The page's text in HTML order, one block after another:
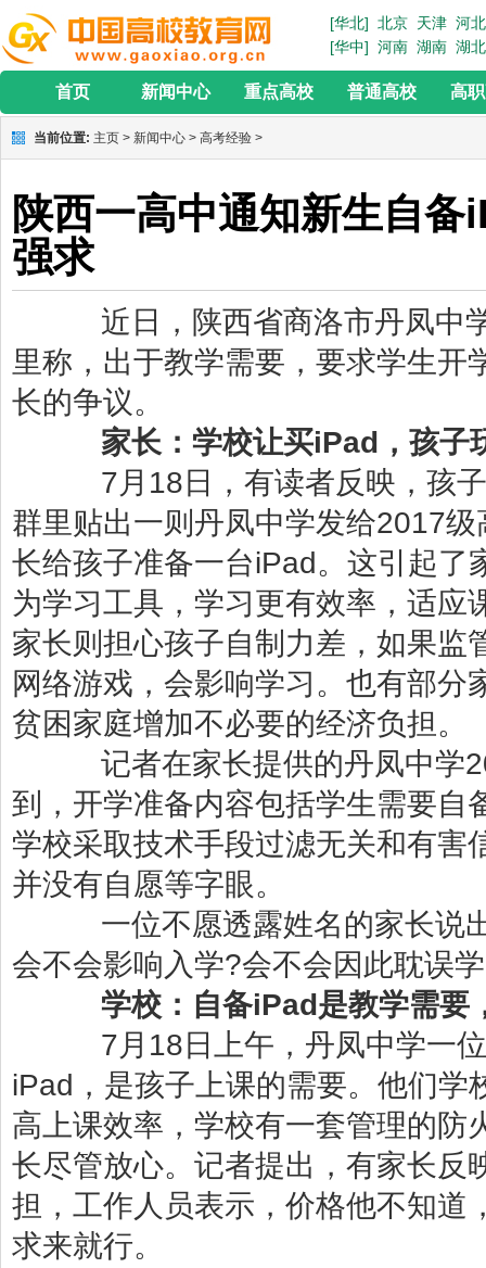
[华北] 北京 天津 河北
[华中] 河南 湖南 湖北
首页 新闻中心 重点高校 普通高校 高
当前位置: 主页 > 新闻中心 > 高考经验 >
陕西一高中通知新生自
强求
近日，陕西省商洛市丹凤中
里称，出于教学需要，要求学生开
长的争议。
家长：学校让买iPad，孩子
7月18日，有读者反映，孩子
群里贴出一则丹凤中学发给2017
长给孩子准备一台iPad。这引起了
为学习工具，学习更有效率，适应
家长则担心孩子自制力差，如果监
网络游戏，会影响学习。也有部
贫困家庭增加不必要的经济负担。
记者在家长提供的丹凤中学
到，开学准备内容包括学生需要自
学校采取技术手段过滤无关和有害
并没有自愿等字眼。
一位不愿透露姓名的家长说
会不会影响入学?会不会因此耽误
学校：自备iPad是教学需要
7月18日上午，丹凤中学一位
iPad，是孩子上课的需要。他们学
高上课效率，学校有一套管理的防
长尽管放心。记者提出，有家长反
担，工作人员表示，价格他不知道
求来就行。